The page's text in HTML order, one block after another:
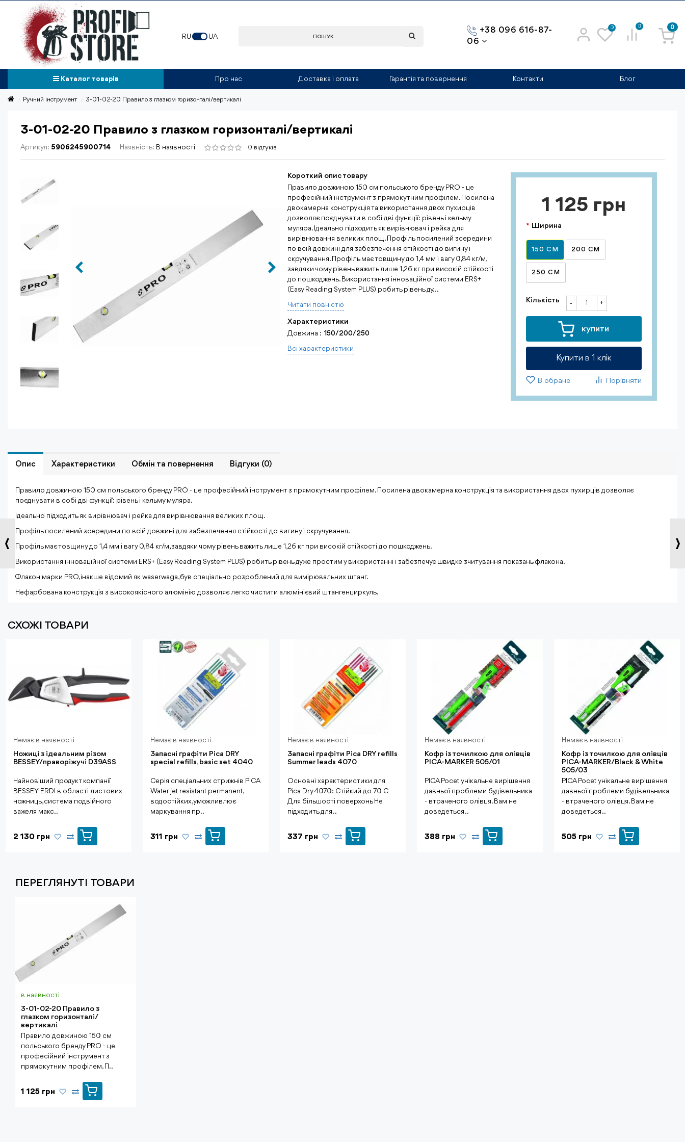
RU UA
+38 096 616-87-
06
0 0 0
Каталог товарiв Про нас Доставка і оплата Гарантія та повернення Контакти Блог
Ручний інструмент 3-01-02-20 Правило з глазком горизонталі/вертикалі
3-01-02-20 Правило з глазком горизонталі/вертикалі
Артикул: 5906245900714 Наявність: В наявності 0 відгуків
Короткий опис товару
Правило довжиною 150 см польського бренду PRO - це
професійний інструмент з прямокутним профілем. Посилена
двокамерна конструкція та використання двох пухирців
дозволяє поєднувати в собі дві функції: рівень і кельму
муляра. Ідеально підходить як вирівнювач і рейка для
вирівнювання великих площ. Профіль посилений зсередини
по всій довжині для забезпечення стійкості до вигину і
скручування. Профіль має товщину до 1,4 мм і вагу 0,84 кг/м,
завдяки чому рівень важить лише 1,26 кг при високій стійкості
до пошкоджень. Використання інноваційної системи ERS+
(Easy Reading System PLUS) робить рівень ду...
Читати повнiстю
Характеристики
Довжина : 150/200/250
Всi характеристики
1 125 грн
Ширина
150 СМ 200 СМ
250 СМ
Кількість +
-
купити
Купити в 1 клiк
Порівняти
В обране
Опис Характеристики Обмiн та повернення Відгуки (0)
Правило довжиною 150 см польського бренду PRO - це професійний інструмент з прямокутним профілем. Посилена двокамерна конструкція та використання двох пухирців дозволяє
поєднувати в собі дві функції: рівень і кельму муляра.
Ідеально підходить як вирівнювач і рейка для вирівнювання великих площ.
Профіль посилений зсередини по всій довжині для забезпечення стійкості до вигину і скручування.
Профіль має товщину до 1,4 мм і вагу 0,84 кг/м, завдяки чому рівень важить лише 1,26 кг при високій стійкості до пошкоджень.
Використання інноваційної системи ERS+ (Easy Reading System PLUS) робить рівень дуже простим у використанні і забезпечує швидке зчитування показань флакона.
Флакон марки PRO, інакше відомий як waserwaga, був спеціально розроблений для вимірювальних штанг.
Нефарбована конструкція з високоякісного алюмінію дозволяє легко чистити алюмінієвий штангенциркуль.
СХОЖІ ТОВАРИ
Немає в наявності
Ножиці з ідеальним різом
BESSEY/праворіжучі D39ASS
Найновіший продукт компанії
BESSEY-ERDI в області листових
ножниць, система подвійного
важеля макс..
2 130 грн
Немає в наявності
Запасні графіти Pica DRY
special refills, basic set 4040
Серія спеціальних стрижнів PICA
Water jet resistant permanent,
водостійких, уможливлює
маркування пр..
311 грн
Немає в наявності
Запасні графіти Pica DRY refills
Summer leads 4070
Основні характеристики для
Pica Dry 4070: Стійкий до 70 C
Для більшості поверхонь Не
підходить для ..
337 грн
Немає в наявності
Кофр із точилкою для олівців
PICA-MARKER 505/01
PICA Pocet унікальне вирішення
давньої проблеми будівельника
- втраченого олівця. Вам не
доведеться ..
388 грн
Немає в наявності
Кофр із точилкою для олівців
PICA-MARKER/Black & White
505/03
PICA Pocet унікальне вирішення
давньої проблеми будівельника
- втраченого олівця. Вам не
доведеться ..
505 грн
ПЕРЕГЛЯНУТI ТОВАРИ
в наявності
3-01-02-20 Правило з
глазком горизонталі/
вертикалі
Правило довжиною 150 см
польського бренду PRO - це
професійний інструмент з
прямокутним профілем. П..
1 125 грн